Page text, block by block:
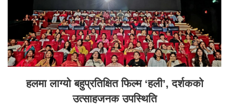
हलमा लाग्यो बहुप्रतिक्षित फिल्म ‘हली’, दर्शकको
उत्साहजनक उपस्थिति